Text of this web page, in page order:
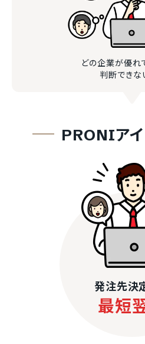
どの企業が優れ
判断できな
PRONIア
発注先決
最短